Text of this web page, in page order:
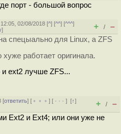
порт - большой вопрос
02/08/2018 [^] [^^] [^^^]
] + / –
спецыально для Linux, а ZFS
хуже работает оригинала.
и ext2 лучше ZFS...
[ответить] [ ﹢﹢﹢] [ · · ·][↑]
+ / –
Ext2 и Ext4; или они уже не